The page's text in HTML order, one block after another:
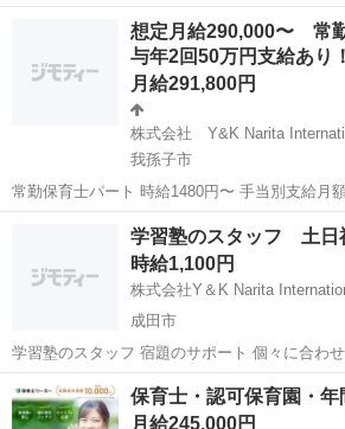
ランクがある方、産後復帰を考えている方！ど
残業なし、福利厚生がばっちりの園で働きませんか？ 職員数
我孫子市 保育士
想定月給290,000〜 常
与年2回50万円支給あり！
月給291,800円
株式会社 Y&K Narita
我孫子市
常勤保育士パート 時給1480円〜 手当別支給月
費月額上限10万円支給 賞与年2回つき（50万円前後）
290,000〜 想定年収 4,000,000〜 ...
我孫子市 保育士
学習塾のスタッフ 土日
時給1,100円
株式会社Y＆K Narita
成田市
学習塾のスタッフ 宿題のサポート 個々に合わ
どの指導 難しいレベルの学習は教えません。
子どもたちです。 1日あたり2名〜6名程度 カル
遊びなども...
千葉 成田市 塾講師 スタッフ
保育士・認可保育園・
月給245,000円